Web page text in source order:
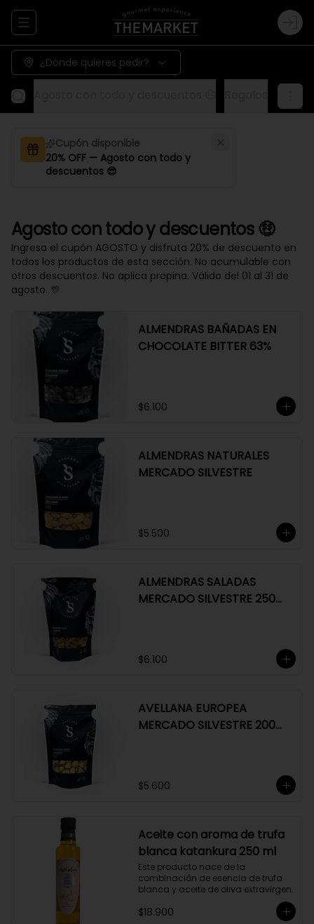
Abrir menu de navegación Login
¿Dónde quieres pedir?
Cupón disponible
20% OFF — Agosto con todo y
descuentos 😎
Agosto con todo y descuentos 🤑
Ingresa el cupón AGOSTO y disfruta 20% de descuento en
todos los productos de esta sección. No acumulable con
otros descuentos. No aplica propina. Válido del 01 al 31 de
agosto. 🎊
ALMENDRAS BAÑADAS EN
CHOCOLATE BITTER 63%
$6.100
ALMENDRAS NATURALES
MERCADO SILVESTRE
$5.500
ALMENDRAS SALADAS
MERCADO SILVESTRE 250
$6.100
AVELLANA EUROPEA
MERCADO SILVESTRE 200
$5.600
Aceite con aroma de trufa
blanca katankura 250 ml
Este producto nace de la
combinación de esencia de trufa
blanca y aceite de oliva extravirgen.
$18.900